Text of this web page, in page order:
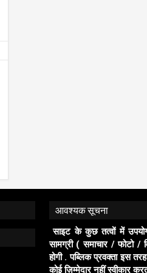
आवश्यक सूचना
साइट के कुछ तत्वों में
सामग्री ( समाचार / फोटो /
होगी . पब्लिक प्रवक्ता इस
कोई ज़िम्मेदार नहीं स्वीकार